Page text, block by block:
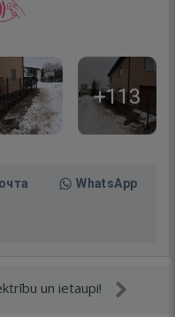
+113
WhatsApp
un ietaupi!